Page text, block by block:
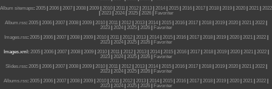
Album sitemaps: 2005 2006 2007 2008 2009 2010 2011 2012 2013 2014 2015 2016 2017 2018 2019 2020 2021
2022
2023| 2024| 2025| 2026|
Favoriter
Album.rss: 2005 2006 2007 2008 2009 2010 2011 2012 2013 2014 2015 2016 2017 2018 2019 2020 2021 2022
2023| 2024| 2025| 2026|
Favoriter
Images.rss: 2005| 2006| 2007| 2008| 2009| 2010| 2011| 2012| 2013| 2014| 2015| 2016| 2017| 2018| 2019| 2020| 2021| 2022|
2023| 2024| 2025| 2026|
Favoriter
Images.xml: 2005| 2006| 2007| 2008| 2009| 2010| 2011| 2012| 2013| 2014| 2015| 2016| 2017| 2018| 2019| 2020| 2021| 2022|
2023| 2024| 2025| 2026|
Favoriter
Slides.rss: 2005| 2006| 2007| 2008| 2009| 2010| 2011| 2012| 2013| 2014| 2015| 2016| 2017| 2018| 2019| 2020| 2021| 2022|
2023| 2024| 2025| 2026|
Favoriter
Albums.rss: 2005 2006 2007 2008 2009 2010 2011 2012 2013 2014 2015 2016 2017 2018 2019 2020 2021 2022
2023| 2024| 2025| 2026|
Favoriter